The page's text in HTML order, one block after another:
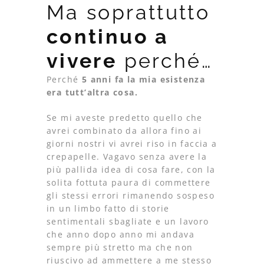
Ma soprattutto
continuo a
vivere perché…
Perché 5 anni fa la mia esistenza
era tutt’altra cosa.
Se mi aveste predetto quello che
avrei combinato da allora fino ai
giorni nostri vi avrei riso in faccia a
crepapelle. Vagavo senza avere la
più pallida idea di cosa fare, con la
solita fottuta paura di commettere
gli stessi errori rimanendo sospeso
in un limbo fatto di storie
sentimentali sbagliate e un lavoro
che anno dopo anno mi andava
sempre più stretto ma che non
riuscivo ad ammettere a me stesso